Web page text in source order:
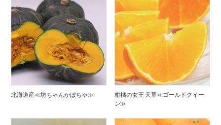
北海道産≪坊ちゃんかぼちゃ≫
柑橘の女王 天草≪ゴールドクイー
ン≫